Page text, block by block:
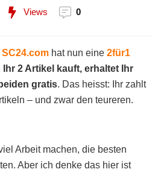
Views 0
SC24.com hat nun eine 2für1
Ihr 2 Artikel kauft, erhaltet Ihr
gratis. Das heisst: Ihr zahlt
– und zwar den teureren.
Arbeit machen, die besten
Aber ich denke das hier ist